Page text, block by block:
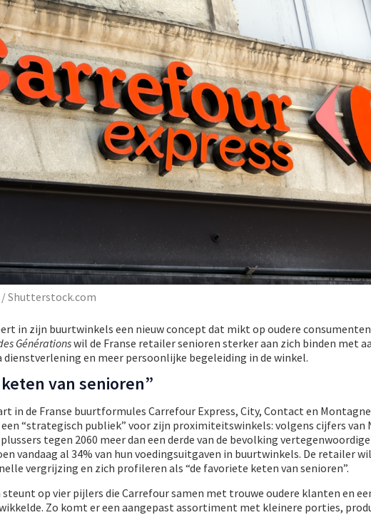
/ Shutterstock.com
in zijn buurtwinkels een nieuw concept dat mikt op oudere
Générationswil de Franse retailer senioren sterker aan zich binden met
dienstverlening en meer persoonlijke begeleiding in de winkel.
van senioren”
in de Franse buurtformules Carrefour Express, City, Contact en
“strategisch publiek” voor zijn proximiteitswinkels: volgens cijfers van
tegen 2060 meer dan een derde van de bevolking
vandaag al 34% van hun voedingsuitgaven in buurtwinkels. De retailer
vergrijzing en zich profileren als “de favoriete keten van senioren”.
op vier pijlers die Carrefour samen met trouwe oudere klanten en
Zo komt er een aangepast assortiment met kleinere porties,